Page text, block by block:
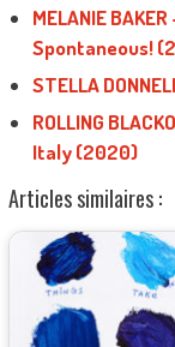
MELANIE
Spontaneous!
STELLA
ROLLING
Italy (2020)
Articles similaires :